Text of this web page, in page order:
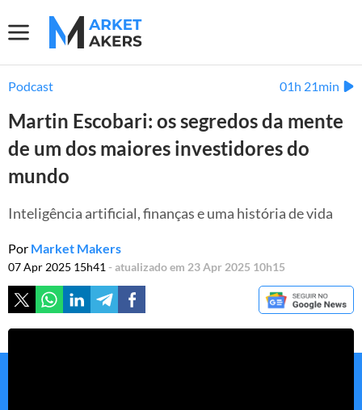
Podcast 01h 21min
Martin Escobari: os segredos da mente
de um dos maiores investidores do
mundo
Inteligência artificial, finanças e uma história de vida
Por Market Makers
07 Apr 2025 15h41 - atualizado em 23 Apr 2025 10h15